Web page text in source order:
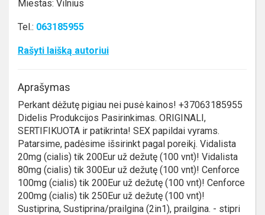
Miestas: Vilnius
Tel.: 063185955
Rašyti laišką autoriui
Aprašymas
Perkant dėžutę pigiau nei pusė kainos! +37063185955
Didelis Produkcijos Pasirinkimas. ORIGINALI,
SERTIFIKUOTA ir patikrinta! SEX papildai vyrams.
Patarsime, padėsime išsirinkt pagal poreikį. Vidalista
20mg (cialis) tik 200Eur už dežutę (100 vnt)! Vidalista
80mg (cialis) tik 300Eur už dežutę (100 vnt)! Cenforce
100mg (cialis) tik 200Eur už dežutę (100 vnt)! Cenforce
200mg (cialis) tik 250Eur už dežutę (100 vnt)!
Sustiprina, Sustiprina/prailgina (2in1), prailgina. - stipri